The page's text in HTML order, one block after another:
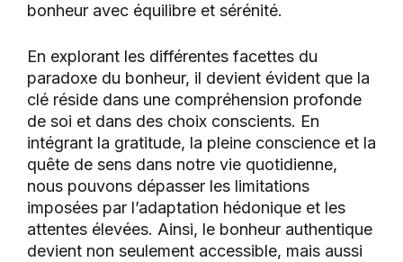
bonheur avec équilibre et sérénité.
En explorant les différentes facettes du
paradoxe du bonheur, il devient évident que la
clé réside dans une compréhension profonde
de soi et dans des choix conscients. En
intégrant la gratitude, la pleine conscience et la
quête de sens dans notre vie quotidienne,
nous pouvons dépasser les limitations
imposées par l’adaptation hédonique et les
attentes élevées. Ainsi, le bonheur authentique
devient non seulement accessible, mais aussi